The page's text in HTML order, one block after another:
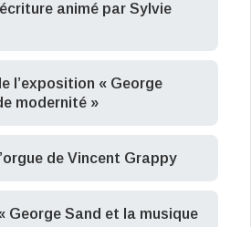
animé par Sylvie
l’exposition « George
modernité »
de Vincent Grappy
George Sand et la musique